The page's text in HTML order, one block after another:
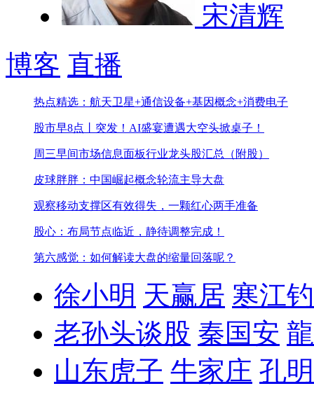
宋清辉
博客 直播
热点精选：航天卫星+通信设备+基因概念+消费电子
股市早8点丨突发！AI盛宴遭遇大空头掀桌子！
周三早间市场信息面板行业龙头股汇总（附股）
皮球胖胖：中国崛起概念轮流主导大盘
观察移动支撑区有效得失，一颗红心两手准备
股心：布局节点临近，静待调整完成！
第六感觉：如何解读大盘的缩量回落呢？
徐小明 天赢居 寒江
老孙头谈股 秦国安
山东虎子 牛家庄 孔